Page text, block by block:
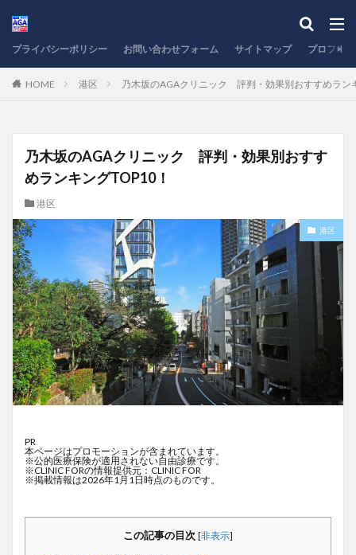
プライバシーポリシー お問い合わせフォーム サイトマップ プロフィ
HOME 港区 乃木坂のAGAクリニック 評判・効果別おすすめラン
乃木坂のAGAクリニック 評判・効果別おすす
めランキングTOP10！
港区
港区
PR
本ページはプロモーションが含まれています。
※公的医療保険が適用されない自由診療です。
※CLINIC FORの情報提供元：CLINIC FOR
※掲載情報は2026年1月1日時点のものです。
この記事の目次 [非表示]